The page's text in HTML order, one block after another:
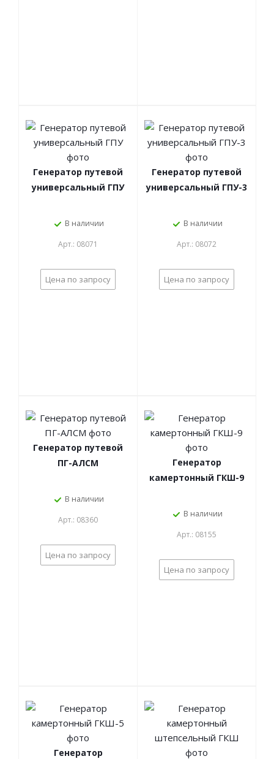
Генератор путевой
универсальный ГПУ
В наличии
Арт.: 08071
Цена по запросу
Генератор путевой
универсальный ГПУ-3
В наличии
Арт.: 08072
Цена по запросу
Генератор путевой
ПГ-АЛСМ
В наличии
Арт.: 08360
Цена по запросу
Генератор
камертонный ГКШ-9
В наличии
Арт.: 08155
Цена по запросу
Генератор